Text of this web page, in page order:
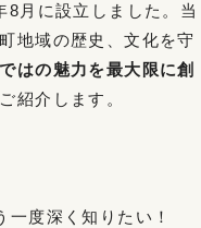
8月に設立しました。当
地域の歴史、文化を守
はの魅力を最大限に創
紹介します。
度深く知りたい！